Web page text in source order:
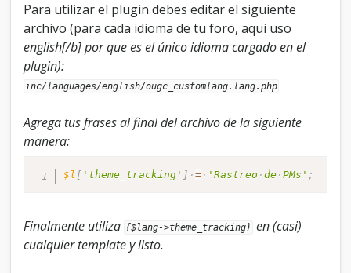
Para utilizar el plugin debes editar el siguiente
archivo (para cada idioma de tu foro, aqui uso
english[/b] por que es el único idioma cargado en el
plugin):
inc/languages/english/ougc_customlang.lang.php
Agrega tus frases al final del archivo de la siguiente
manera:
$l [ 'theme_tracking' ] = 'Rastreo de PMs' ;
Finalmente utiliza {$lang->theme_tracking} en (casi)
cualquier template y listo.